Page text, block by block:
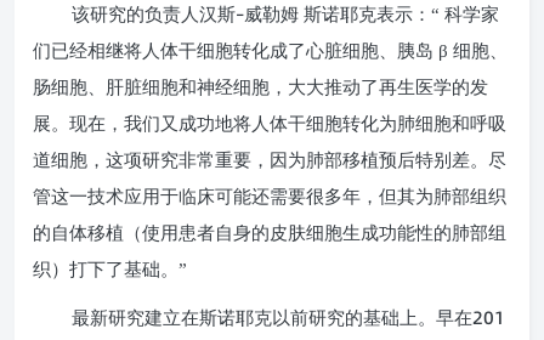
该研究的负责人汉斯–威勒姆 斯诺耶克表示：“ 科学家
们已经相继将人体干细胞转化成了心脏细胞、胰岛 β 细胞、
肠细胞、肝脏细胞和神经细胞，大大推动了再生医学的发
展。现在，我们又成功地将人体干细胞转化为肺细胞和呼吸
道细胞，这项研究非常重要，因为肺部移植预后特别差。尽
管这一技术应用于临床可能还需要很多年，但其为肺部组织
的自体移植（使用患者自身的皮肤细胞生成功能性的肺部组
织）打下了基础。”
最新研究建立在斯诺耶克以前研究的基础上。早在201